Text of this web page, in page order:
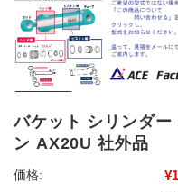
バケット シリンダ
ン AX20U 社外品
価格: